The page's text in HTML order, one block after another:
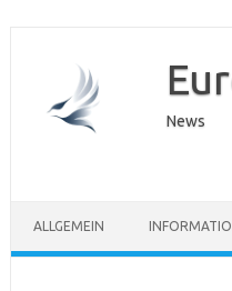
News
ALLGEMEIN